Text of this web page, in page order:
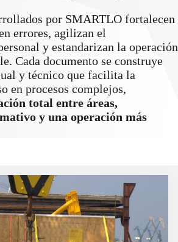
por SMARTLO fortalecen
errores, agilizan el
y estandarizan la operación
Cada documento se construye
y técnico que facilita la
en procesos complejos,
total entre áreas,
y una operación más